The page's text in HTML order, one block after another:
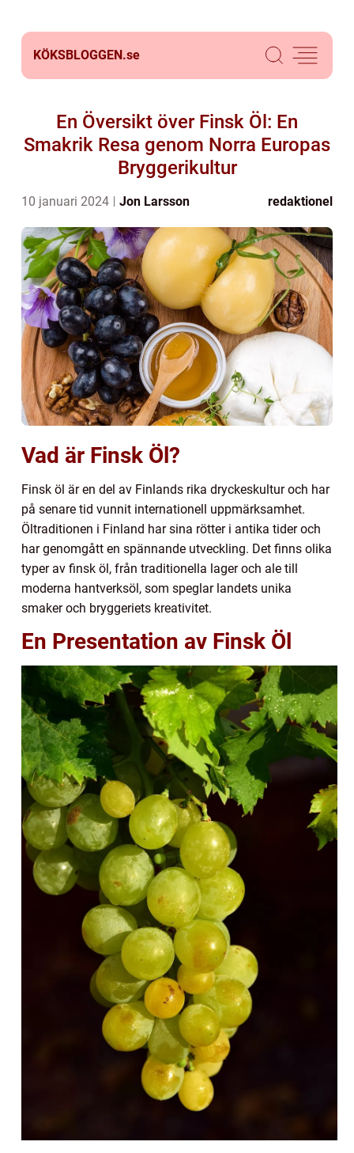
KÖKSBLOGGEN.se
En Översikt över Finsk Öl: En
Smakrik Resa genom Norra Europas
Bryggerikultur
10 januari 2024 Jon Larsson redaktionel
Vad är Finsk Öl?
Finsk öl är en del av Finlands rika dryckeskultur och har
på senare tid vunnit internationell uppmärksamhet.
Öltraditionen i Finland har sina rötter i antika tider och
har genomgått en spännande utveckling. Det finns olika
typer av finsk öl, från traditionella lager och ale till
moderna hantverksöl, som speglar landets unika
smaker och bryggeriets kreativitet.
En Presentation av Finsk Öl